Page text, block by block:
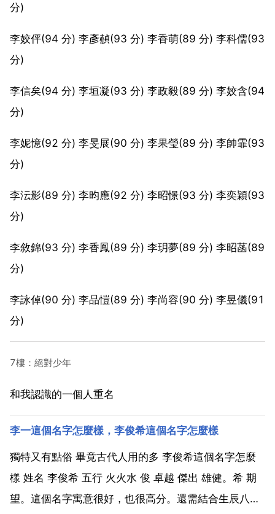
分)
李姣伻(94 分) 李彥赬(93 分) 李香萌(89 分) 李科儒(93
分)
李信矣(94 分) 李垣凝(93 分) 李政毅(89 分) 李姣含(94
分)
李妮憶(92 分) 李旻展(90 分) 李果瑩(89 分) 李帥霏(93
分)
李沄影(89 分) 李昀應(92 分) 李昭憬(93 分) 李奕穎(93
分)
李敘錦(93 分) 李香鳳(89 分) 李玥夢(89 分) 李昭菡(89
分)
李詠倬(90 分) 李品愷(89 分) 李尚容(90 分) 李昱儀(91
分)
7樓：絕對少年
和我認識的一個人重名
李一這個名字怎麼樣，李俊希這個名字怎麼樣
獨特又有點俗 畢竟古代人用的多 李俊希這個名字怎麼
樣 姓名 李俊希 五行 火火水 俊 卓越 傑出 雄健。希 期
望。這個名字寓意很好，也很高分。還需結合生辰八字